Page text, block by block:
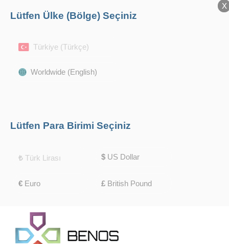
X
Lütfen Ülke (Bölge) Seçiniz
Türkiye (Türkçe)
Worldwide (English)
X
Lütfen Para Birimi Seçiniz
₺ Türk Lirası $ US Dollar
€ Euro £ British Pound